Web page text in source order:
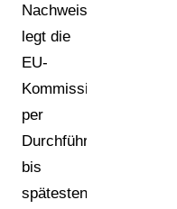
Nachweisformate
legt die
EU-
Kommission
per
Durchführungsrechtsakt
bis
spätestens